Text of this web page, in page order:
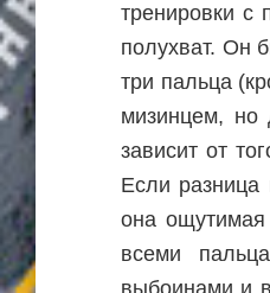
тренировки с
полухват. Он
три пальца
мизинцем, но
зависит от
Если разница
она ощутимая
всеми
выбоинами и